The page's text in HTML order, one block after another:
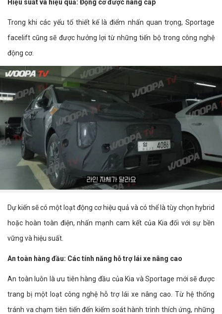
Hiệu suất và hiệu quả: Động cơ được nâng cấp
Trong khi các yếu tố thiết kế là điểm nhấn quan trọng, Sportage
facelift cũng sẽ được hưởng lợi từ những tiến bộ trong công nghệ
động cơ.
Dự kiến sẽ có một loạt động cơ hiệu quả và có thể là tùy chọn hybrid
hoặc hoàn toàn điện, nhấn mạnh cam kết của Kia đối với sự bền
vững và hiệu suất.
An toàn hàng đầu: Các tính năng hỗ trợ lái xe nâng cao
An toàn luôn là ưu tiên hàng đầu của Kia và Sportage mới sẽ được
trang bị một loạt công nghệ hỗ trợ lái xe nâng cao. Từ hệ thống
tránh va chạm tiên tiến đến kiểm soát hành trình thích ứng, những